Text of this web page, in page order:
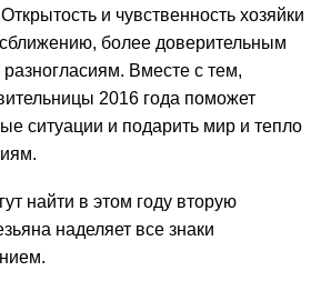
и чувственность хозяйки
сближению, более доверительным
Вместе с тем,
2016 года поможет
ситуации и подарить мир и тепло
найти в этом году вторую
наделяет все знаки